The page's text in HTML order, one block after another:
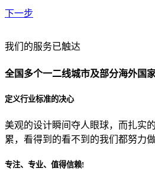
下一步
贵公司预算范围是？
贵公司的团队规模是？
目前主要的营销渠道是？
我们的服务已触达
全国多个一二线城市及部分海外国
定义行业标准的决心
美观的设计瞬间夺人眼球，而扎实
累，看得到的看不到的我们都努力做
专注、专业、值得信赖!